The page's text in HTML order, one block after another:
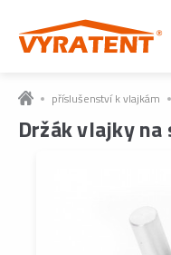
příslušenství k vlajkám
Držák vlajky